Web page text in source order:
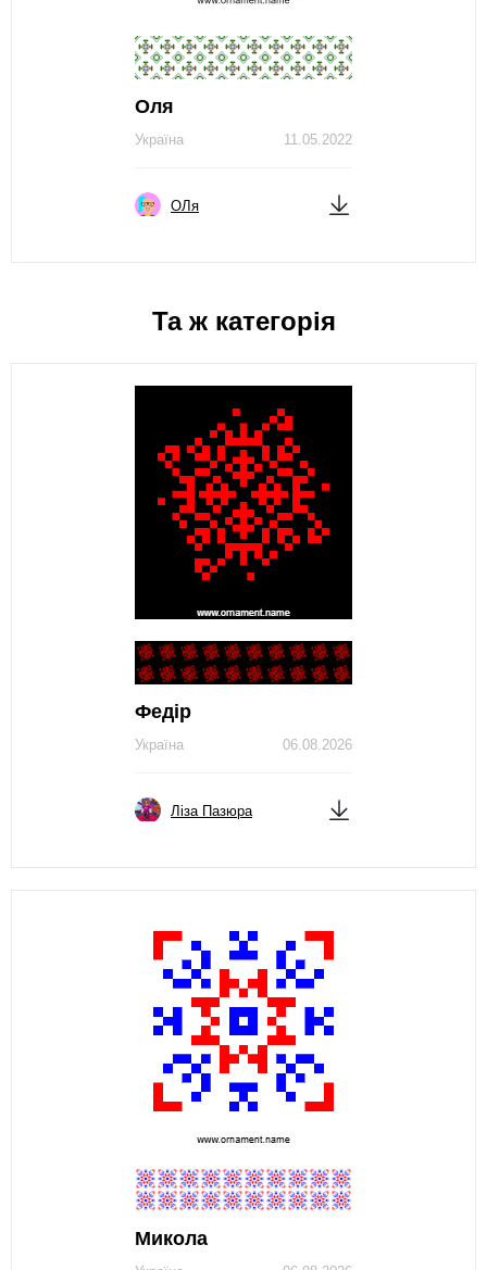
Оля
11.05.2022
Україна
ОЛя
Та ж категорія
Федір
06.08.2026
Україна
Ліза Пазюра
Микола